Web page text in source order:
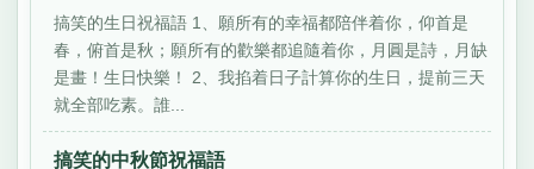
搞笑的生日祝福語 1、願所有的幸福都陪伴着你，仰首是
春，俯首是秋；願所有的歡樂都追隨着你，月圓是詩，月缺
是畫！生日快樂！ 2、我掐着日子計算你的生日，提前三天
就全部吃素。誰...
搞笑的中秋節祝福語